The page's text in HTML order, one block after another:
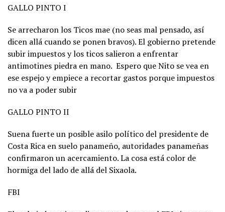
GALLO PINTO I
Se arrecharon los Ticos mae (no seas mal pensado, así
dicen allá cuando se ponen bravos). El gobierno pretende
subir impuestos y los ticos salieron a enfrentar
antimotines piedra en mano. Espero que Nito se vea en
ese espejo y empiece a recortar gastos porque impuestos
no va a poder subir
GALLO PINTO II
Suena fuerte un posible asilo político del presidente de
Costa Rica en suelo panameño, autoridades panameñas
confirmaron un acercamiento. La cosa está color de
hormiga del lado de allá del Sixaola.
FBI